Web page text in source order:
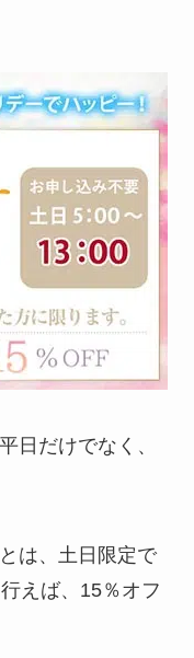
日だけでなく、
は、土日限定で
えば、15％オフ